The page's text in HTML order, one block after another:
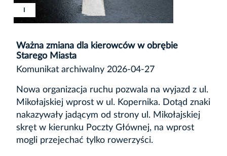
Ważna zmiana dla kierowców w obrębie
Starego Miasta
Komunikat archiwalny 2026-04-27
Nowa organizacja ruchu pozwala na wyjazd z ul.
Mikołajskiej wprost w ul. Kopernika. Dotąd znaki
nakazywały jadącym od strony ul. Mikołajskiej
skręt w kierunku Poczty Głównej, na wprost
mogli przejechać tylko rowerzyści.